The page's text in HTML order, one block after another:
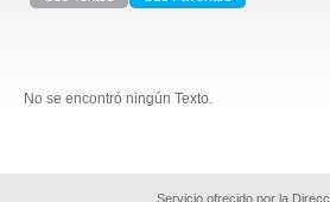
No se encontró ningún Texto.
Servicio ofrecido por la